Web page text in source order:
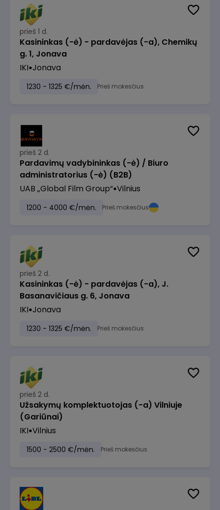
prieš 1 d.
Kasininkas (-ė) - pardavėjas (-a), Chemikų
g. 1, Jonava
IKI Jonava
1230 - 1325 €/mėn. Prieš mokesčius
prieš 2 d.
Pardavimų vadybininkas (-ė) / Biuro
administratorius (-ė) (B2B)
UAB „Global Film Group“ Vilnius
1200 - 4000 €/mėn. Prieš mokesčius
prieš 2 d.
Kasininkas (-ė) - pardavėjas (-a), J.
Basanavičiaus g. 6, Jonava
IKI Jonava
1230 - 1325 €/mėn. Prieš mokesčius
prieš 2 d.
Užsakymų komplektuotojas (-a) Vilniuje
(Gariūnai)
IKI Vilnius
1500 - 2500 €/mėn. Prieš mokesčius